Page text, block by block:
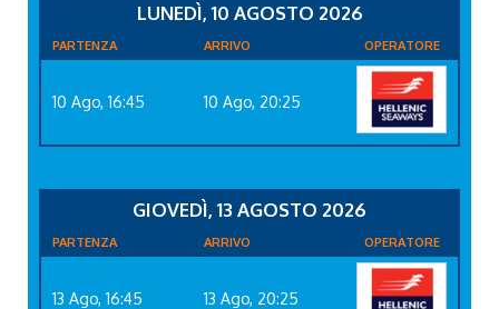
LUNEDÌ, 10 AGOSTO 2026
PARTENZA ARRIVO OPERATORE
10 Ago, 16:45 10 Ago, 20:25
GIOVEDÌ, 13 AGOSTO 2026
PARTENZA ARRIVO OPERATORE
13 Ago, 16:45 13 Ago, 20:25